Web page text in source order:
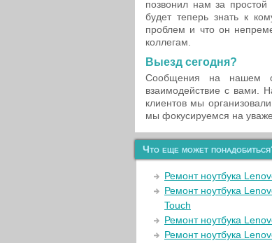
позвонил нам за
будет теперь знать к
проблем и что он
коллегам.
Выезд сегодня?
Сообщения на нашем
взаимодействие с вами.
клиентов мы
мы фокусируемся на
Что еще может
Ремонт ноутбука
Ремонт ноутбука
Touch
Ремонт ноутбука
Ремонт ноутбука